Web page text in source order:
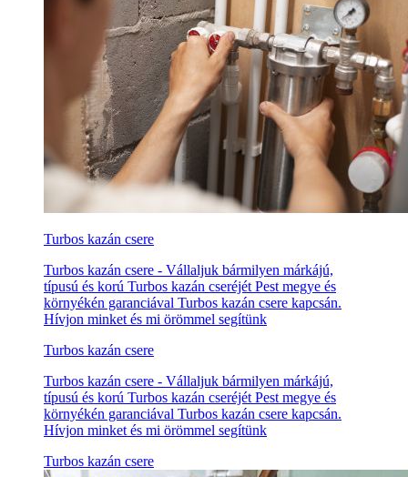
Turbos kazán csere
Turbos kazán csere - Vállaljuk bármilyen márkájú,
típusú és korú Turbos kazán cseréjét Pest megye és
környékén garanciával Turbos kazán csere kapcsán.
Hívjon minket és mi örömmel segítünk
Turbos kazán csere
Turbos kazán csere - Vállaljuk bármilyen márkájú,
típusú és korú Turbos kazán cseréjét Pest megye és
környékén garanciával Turbos kazán csere kapcsán.
Hívjon minket és mi örömmel segítünk
Turbos kazán csere